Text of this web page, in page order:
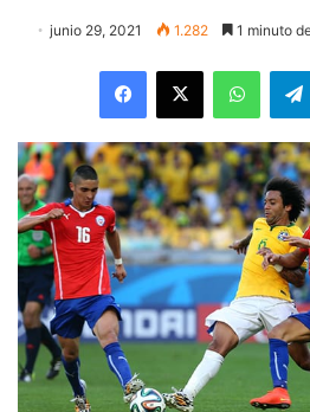
junio 29, 2021 1.282 1 minuto
Facebook
X